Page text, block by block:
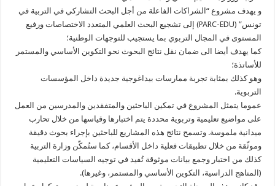
و يهدف مشروع “الشراكات الفاعلة من أجل البحث التشاركي في التربية في
تونس” (PARC-EDU) إلى تشجيع البحث العلمي المتعدد الاختصاصات ورفيع
المستوى في المجال التربوي بما يستجيب للتوجهات الوطنية؛
كما يهدف أيضا الى ضمان نقل نتائج البحوث نحو التكوين الأساسي والمستمر
للأساتذة؛
وهو كذلك بمثابة تجربة ممارسات بيداغوجية جديدة داخل المؤسسات
التربوية.
عموما يتمثل المشروع في تمكين الباحثين والمتفقدين والمدرسين من العمل
على مواضيع تعليمية وتربوية محددة يتم اختبارها وقياسها من خلال تحارب
ميدانية ملموسة. وتسمح نتائج هذه المشاريع للباحثين بإجراء بحوث دقيقة
وموثّقة من خلال تطبيقات فعلية داخل الأقسام، كما ستُمكّن وزارة التربية
كذلك من اختبار وجمع بيانات موثوقة تُفيد في توجيه السياسات التعليمية
(المناهج الدراسية، التكوين الأساسي والمستمر، وغيرها).